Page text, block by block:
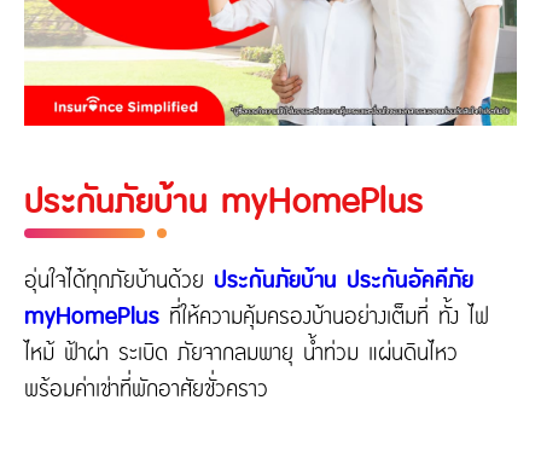
ประกันภัยบ้าน myHomePlus
อุ่นใจได้ทุกภัยบ้านด้วย ประกันภัยบ้าน ประกันอัคคีภัย
myHomePlus ที่ให้ความคุ้มครองบ้านอย่างเต็มที่ ทั้ง ไฟ
ไหม้ ฟ้าผ่า ระเบิด ภัยจากลมพายุ น้ำท่วม แผ่นดินไหว
พร้อมค่าเช่าที่พักอาศัยชั่วคราว